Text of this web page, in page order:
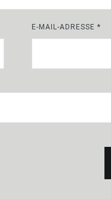
E-MAIL-ADRESSE*